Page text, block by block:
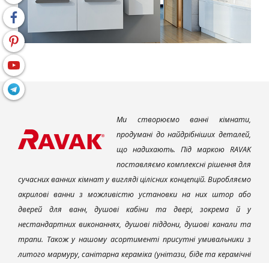
Ми створюємо ванні кімнати,
продумані до найдрібніших деталей,
що надихають. Під маркою RAVAK
поставляємо комплексні рішення для
сучасних ванних кімнат у вигляді цілісних концепцій. Виробляємо
акрилові ванни з можливістю установки на них штор або
дверей для ванн, душові кабіни та двері, зокрема й у
нестандартних виконаннях, душові піддони, душові канали та
трапи. Також у нашому асортименті присутні умивальники з
литого мармуру, санітарна кераміка (унітази, біде та керамічні